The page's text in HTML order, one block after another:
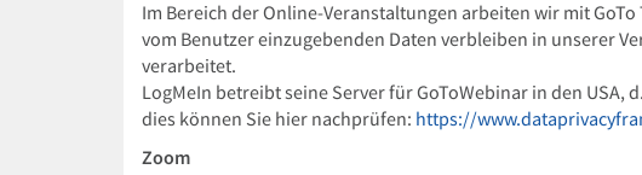
Im Bereich der Online-Veranstaltungen arbeiten wir mit
vom Benutzer einzugebenden Daten verbleiben in unserer
verarbeitet.
LogMeIn betreibt seine Server für GoToWebinar in den
dies können Sie hier nachprüfen: https://
Zoom